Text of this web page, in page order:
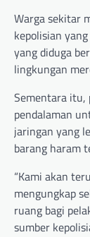
Warga sekitar
kepolisian
yang diduga
lingkungan
Sementara itu,
pendalaman
jaringan yang
barang haram
“Kami akan
mengungkap
ruang bagi
sumber